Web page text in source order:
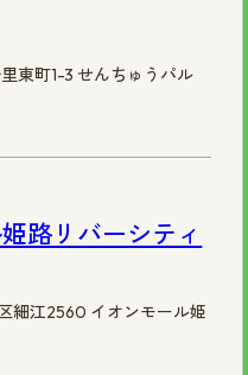
町1-3 せんちゅうパル
路リバーシティ
江2560 イオンモール姫